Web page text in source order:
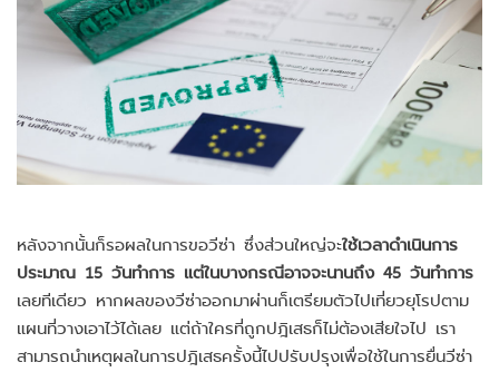
หลังจากนั้นก็รอผลในการขอวีซ่า ซึ่งส่วนใหญ่จะใช้เวลาดำเนินการ
ประมาณ 15 วันทำการ แต่ในบางกรณีอาจจะนานถึง 45 วันทำการ
เลยทีเดียว หากผลของวีซ่าออกมาผ่านก็เตรียมตัวไปเที่ยวยุโรปตาม
แผนที่วางเอาไว้ได้เลย แต่ถ้าใครที่ถูกปฎิเสธก็ไม่ต้องเสียใจไป เรา
สามารถนำเหตุผลในการปฎิเสธครั้งนี้ไปปรับปรุงเพื่อใช้ในการยื่นวีซ่า